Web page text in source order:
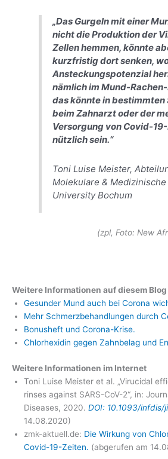
„Das Gurgeln mit einer
nicht die Produktion der
Zellen hemmen, könnte
kurzfristig dort senken,
Ansteckungspotenzial
nämlich im Mund-Rachen-
das könnte in
beim Zahnarzt oder der
Versorgung von Covid-
nützlich sein.“
Toni Luise Meister,
Molekulare &
University Bochum
(zpl, Foto: New
Weitere Informationen auf diesem Blog
Gesunder Mund auch bei Corona
Mehr Schmerzbehandlungen durch
Bonusheft und Corona-Krise.
Chlorhexidin gegen Zahnbelag und
Weitere Informationen im Internet
Toni Luise Meister et al. „Virucidal
rinses against SARS-CoV-2“, in:
Diseases, 2020. DOI: 10.1093/infdis/
14.08.2020)
zmk-aktuell.de: Die Wirkung von
Covid-19-Zeiten. (abgerufen am